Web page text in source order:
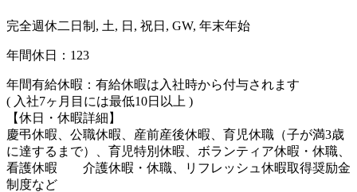
完全週休二日制, 土, 日, 祝日, GW, 年末年始
年間休日：123
年間有給休暇：有給休暇は入社時から付与されます
( 入社7ヶ月目には最低10日以上 )
【休日・休暇詳細】
慶弔休暇、公職休暇、産前産後休暇、育児休職（子が満3歳
に達するまで）、育児特別休暇、ボランティア休暇・休職、
看護休暇 介護休暇・休職、リフレッシュ休暇取得奨励金
制度など